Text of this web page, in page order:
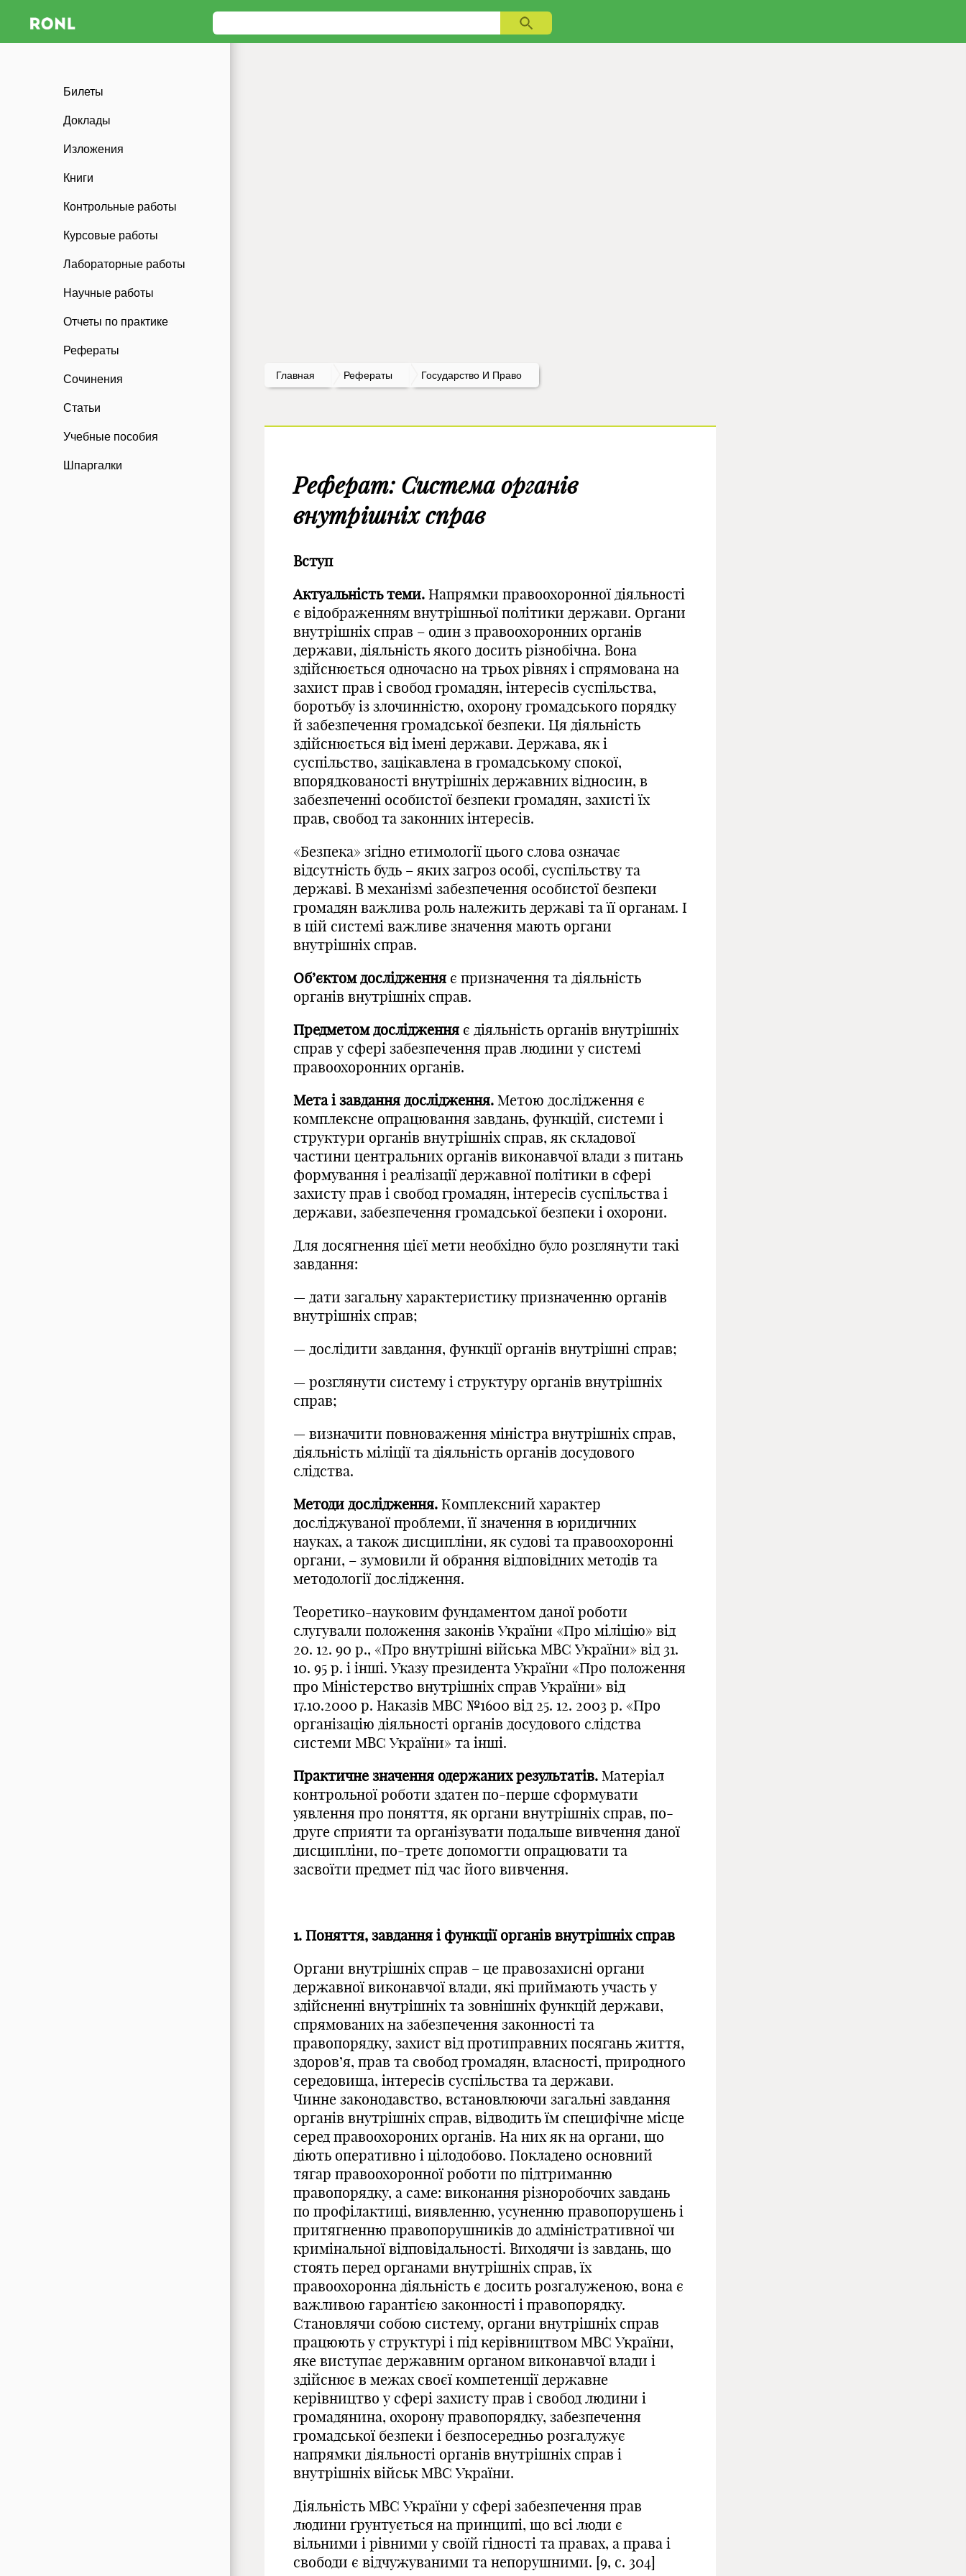
Билеты
Доклады
Изложения
Книги
Контрольные работы
Курсовые работы
Лабораторные работы
Научные работы
Отчеты по практике
Рефераты
Сочинения
Статьи
Учебные пособия
Шпаргалки
Главная Рефераты Государство И Право
Реферат: Система органів
внутрішніх справ
Вступ
Актуальність теми. Напрямки правоохоронної діяльності
є відображенням внутрішньої політики держави. Органи
внутрішніх справ – один з правоохоронних органів
держави, діяльність якого досить різнобічна. Вона
здійснюється одночасно на трьох рівнях і спрямована на
захист прав і свобод громадян, інтересів суспільства,
боротьбу із злочинністю, охорону громадського порядку
й забезпечення громадської безпеки. Ця діяльність
здійснюється від імені держави. Держава, як і
суспільство, зацікавлена в громадському спокої,
впорядкованості внутрішніх державних відносин, в
забезпеченні особистої безпеки громадян, захисті їх
прав, свобод та законних інтересів.
«Безпека» згідно етимології цього слова означає
відсутність будь – яких загроз особі, суспільству та
державі. В механізмі забезпечення особистої безпеки
громадян важлива роль належить державі та її органам. І
в цій системі важливе значення мають органи
внутрішніх справ.
Об’єктом дослідження є призначення та діяльність
органів внутрішніх справ.
Предметом дослідження є діяльність органів внутрішніх
справ у сфері забезпечення прав людини у системі
правоохоронних органів.
Мета і завдання дослідження. Метою дослідження є
комплексне опрацювання завдань, функцій, системи і
структури органів внутрішніх справ, як складової
частини центральних органів виконавчої влади з питань
формування і реалізації державної політики в сфері
захисту прав і свобод громадян, інтересів суспільства і
держави, забезпечення громадської безпеки і охорони.
Для досягнення цієї мети необхідно було розглянути такі
завдання:
— дати загальну характеристику призначенню органів
внутрішніх справ;
— дослідити завдання, функції органів внутрішні справ;
— розглянути систему і структуру органів внутрішніх
справ;
— визначити повноваження міністра внутрішніх справ,
діяльність міліції та діяльність органів досудового
слідства.
Методи дослідження. Комплексний характер
досліджуваної проблеми, її значення в юридичних
науках, а також дисципліни, як судові та правоохоронні
органи, – зумовили й обрання відповідних методів та
методології дослідження.
Теоретико-науковим фундаментом даної роботи
слугували положення законів України «Про міліцію» від
20. 12. 90 р., «Про внутрішні війська МВС України» від 31.
10. 95 р. і інші. Указу президента України «Про положення
про Міністерство внутрішніх справ України» від
17.10.2000 р. Наказів МВС №1600 від 25. 12. 2003 р. «Про
організацію діяльності органів досудового слідства
системи МВС України» та інші.
Практичне значення одержаних результатів. Матеріал
контрольної роботи здатен по-перше сформувати
уявлення про поняття, як органи внутрішніх справ, по-
друге сприяти та організувати подальше вивчення даної
дисципліни, по-третє допомогти опрацювати та
засвоїти предмет під час його вивчення.
1. Поняття, завдання і функції органів внутрішніх справ
Органи внутрішніх справ – це правозахисні органи
державної виконавчої влади, які приймають участь у
здійсненні внутрішніх та зовнішніх функцій держави,
спрямованих на забезпечення законності та
правопорядку, захист від протиправних посягань життя,
здоров’я, прав та свобод громадян, власності, природного
середовища, інтересів суспільства та держави.
Чинне законодавство, встановлюючи загальні завдання
органів внутрішніх справ, відводить їм специфічне місце
серед правоохороних органів. На них як на органи, що
діють оперативно і цілодобово. Покладено основний
тягар правоохоронної роботи по підтриманню
правопорядку, а саме: виконання різноробочих завдань
по профілактиці, виявленню, усуненню правопорушень і
притягненню правопорушників до адміністративної чи
кримінальної відповідальності. Виходячи із завдань, що
стоять перед органами внутрішніх справ, їх
правоохоронна діяльність є досить розгалуженою, вона є
важливою гарантією законності і правопорядку.
Становлячи собою систему, органи внутрішніх справ
працюють у структурі і під керівництвом МВС України,
яке виступає державним органом виконавчої влади і
здійснює в межах своєї компетенції державне
керівництво у сфері захисту прав і свобод людини і
громадянина, охорону правопорядку, забезпечення
громадської безпеки і безпосередньо розгалужує
напрямки діяльності органів внутрішніх справ і
внутрішніх військ МВС України.
Діяльність МВС України у сфері забезпечення прав
людини ґрунтується на принципі, що всі люди є
вільними і рівними у своїй гідності та правах, а права і
свободи є відчужуваними та непорушними. [9, с. 304]